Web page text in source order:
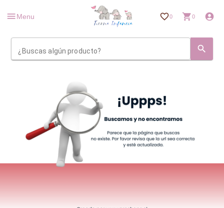
Menu 0 0
¿Buscas algún producto?